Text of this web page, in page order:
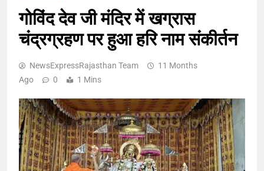
गोविंद देव जी मंदिर में खग्रास
चंद्रग्रहण पर हुआ हरि नाम संकीर्तन
NewsExpressRajasthan Team
11 Months
Ago
0 1 Mins